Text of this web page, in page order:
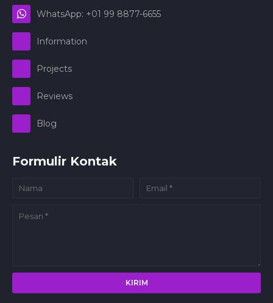
WhatsApp: +01 99 8877-6655
Information
Projects
Reviews
Blog
Formulir Kontak